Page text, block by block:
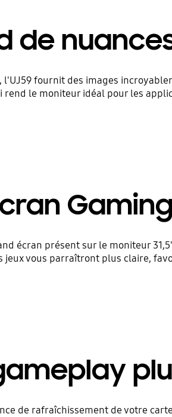
de
fournit des images
rend le moniteur idéal pour les
Gaming
écran présent sur le moniteur
vous parraîtront plus claire,
de rafraîchissement de votre